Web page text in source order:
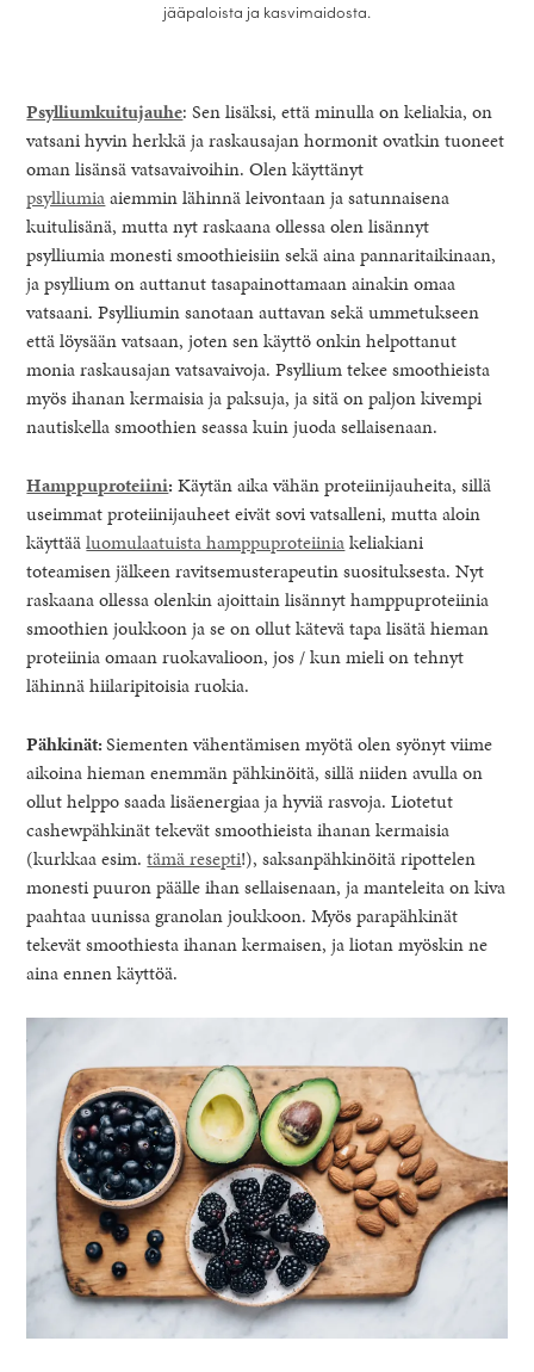
jääpaloista ja kasvimaidosta.
Psylliumkuitujauhe: Sen lisäksi, että minulla on keliakia, on
vatsani hyvin herkkä ja raskausajan hormonit ovatkin tuoneet
oman lisänsä vatsavaivoihin. Olen käyttänyt
psylliumiaaiemmin lähinnä leivontaan ja satunnaisena
kuitulisänä, mutta nyt raskaana ollessa olen lisännyt
psylliumia monesti smoothieisiin sekä aina pannaritaikinaan,
ja psyllium on auttanut tasapainottamaan ainakin omaa
vatsaani. Psylliumin sanotaan auttavan sekä ummetukseen
että löysään vatsaan, joten sen käyttö onkin helpottanut
monia raskausajan vatsavaivoja. Psyllium tekee smoothieista
myös ihanan kermaisia ja paksuja, ja sitä on paljon kivempi
nautiskella smoothien seassa kuin juoda sellaisenaan.
Hamppuproteiini: Käytän aika vähän proteiinijauheita, sillä
useimmat proteiinijauheet eivät sovi vatsalleni, mutta aloin
käyttääluomulaatuista hamppuproteiiniakeliakiani
toteamisen jälkeen ravitsemusterapeutin suosituksesta. Nyt
raskaana ollessa olenkin ajoittain lisännyt hamppuproteiinia
smoothien joukkoon ja se on ollut kätevä tapa lisätä hieman
proteiinia omaan ruokavalioon, jos / kun mieli on tehnyt
lähinnä hiilaripitoisia ruokia.
Pähkinät:Siementen vähentämisen myötä olen syönyt viime
aikoina hieman enemmän pähkinöitä, sillä niiden avulla on
ollut helppo saada lisäenergiaa ja hyviä rasvoja. Liotetut
cashewpähkinät tekevät smoothieista ihanan kermaisia
(kurkkaa esim.tämä resepti!), saksanpähkinöitä ripottelen
monesti puuron päälle ihan sellaisenaan, ja manteleita on kiva
paahtaa uunissa granolan joukkoon. Myös parapähkinät
tekevät smoothiesta ihanan kermaisen, ja liotan myöskin ne
aina ennen käyttöä.